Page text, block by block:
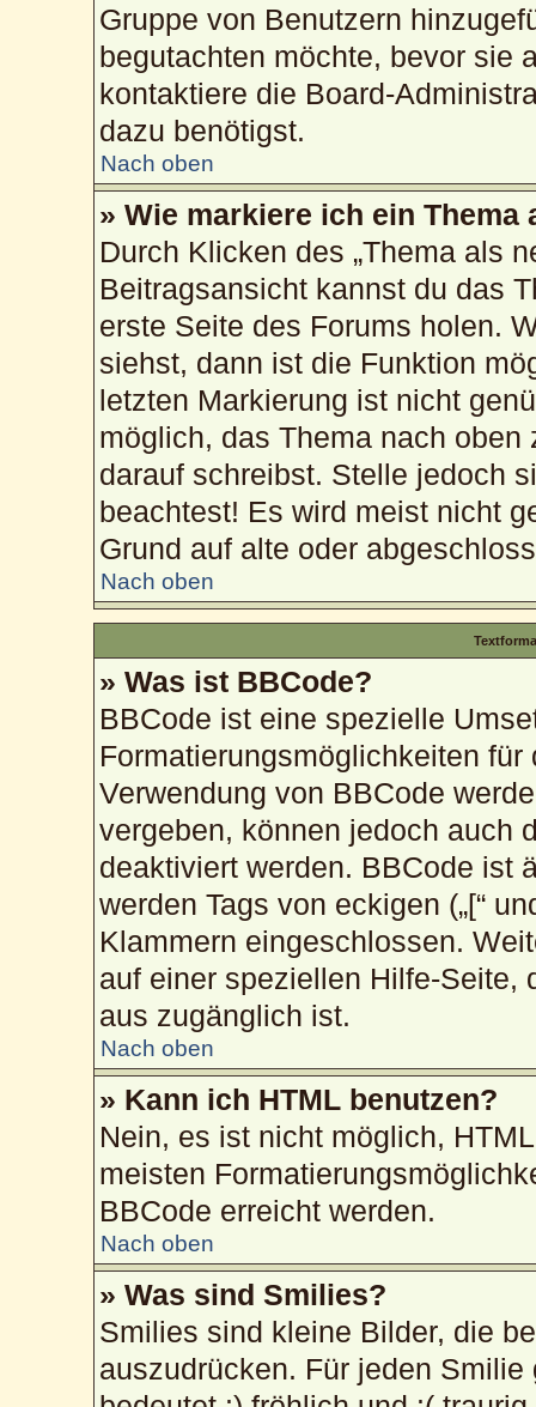
Gruppe von Benutzern
begutachten möchte, bevor sie
kontaktiere die Board-
dazu benötigst.
Nach oben
» Wie markiere ich ein Thema
Durch Klicken des „Thema als
Beitragsansicht kannst du das
erste Seite des Forums holen.
siehst, dann ist die Funktion
letzten Markierung ist nicht
möglich, das Thema nach
darauf schreibst. Stelle jedoch
beachtest! Es wird meist nicht
Grund auf alte oder
Nach oben
» Was ist BBCode?
BBCode ist eine spezielle
Formatierungsmöglichkeiten
Verwendung von BBCode
vergeben, können jedoch auch
deaktiviert werden. BBCode ist
werden Tags von eckigen („[“
Klammern eingeschlossen.
auf einer speziellen Hilfe-Seite,
aus zugänglich ist.
Nach oben
» Kann ich HTML benutzen?
Nein, es ist nicht möglich,
meisten
BBCode erreicht werden.
Nach oben
» Was sind Smilies?
Smilies sind kleine Bilder, die
auszudrücken. Für jeden